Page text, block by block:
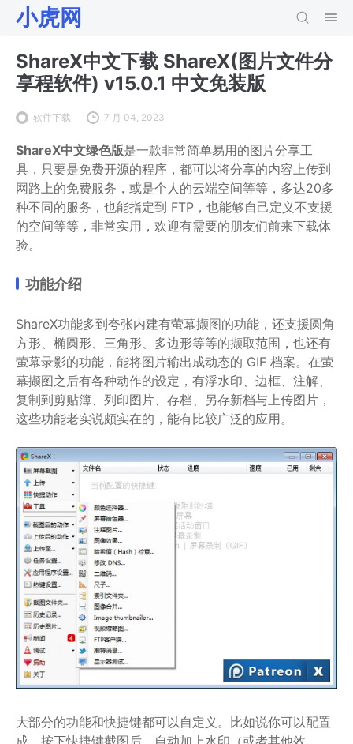
小虎网
ShareX中文下载 ShareX(图片文件分
享程软件) v15.0.1 中文免装版
软件下载 7 月 04, 2023
ShareX中文绿色版是一款非常简单易用的图片分享工
具，只要是免费开源的程序，都可以将分享的内容上传到
网路上的免费服务，或是个人的云端空间等等，多达20多
种不同的服务，也能指定到 FTP，也能够自己定义不支援
的空间等等，非常实用，欢迎有需要的朋友们前来下载体
验。
功能介绍
ShareX功能多到夸张内建有萤幕撷图的功能，还支援圆角
方形、椭圆形、三角形、多边形等等的撷取范围，也还有
萤幕录影的功能，能将图片输出成动态的 GIF 档案。在萤
幕撷图之后有各种动作的设定，有浮水印、边框、注解、
复制到剪贴簿、列印图片、存档、另存新档与上传图片，
这些功能老实说颇实在的，能有比较广泛的应用。
大部分的功能和快捷键都可以自定义。比如说你可以配置
成，按下快捷键截图后，自动加上水印（或者其他效